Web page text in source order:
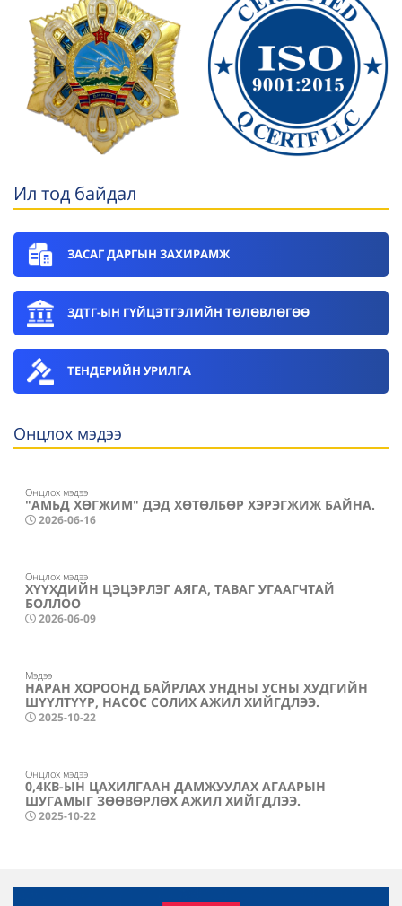
Ил тод байдал
ЗАСАГ ДАРГЫН ЗАХИРАМЖ
ЗДТГ-ЫН ГҮЙЦЭТГЭЛИЙН ТӨЛӨВЛӨГӨӨ
ТЕНДЕРИЙН УРИЛГА
Онцлох мэдээ
Онцлох мэдээ
"АМЬД ХӨГЖИМ" ДЭД ХӨТӨЛБӨР ХЭРЭГЖИЖ БАЙНА.
2026-06-16
Онцлох мэдээ
ХҮҮХДИЙН ЦЭЦЭРЛЭГ АЯГА, ТАВАГ УГААГЧТАЙ
БОЛЛОО
2026-06-09
Мэдээ
НАРАН ХОРООНД БАЙРЛАХ УНДНЫ УСНЫ ХУДГИЙН
ШҮҮЛТҮҮР, НАСОС СОЛИХ АЖИЛ ХИЙГДЛЭЭ.
2025-10-22
Онцлох мэдээ
0,4КВ-ЫН ЦАХИЛГААН ДАМЖУУЛАХ АГААРЫН
ШУГАМЫГ ЗӨӨВӨРЛӨХ АЖИЛ ХИЙГДЛЭЭ.
2025-10-22